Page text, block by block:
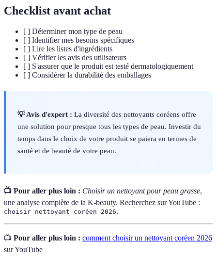
Checklist avant achat
[ ] Déterminer mon type de peau
[ ] Identifier mes besoins spécifiques
[ ] Lire les listes d'ingrédients
[ ] Vérifier les avis des utilisateurs
[ ] S'assurer que le produit est testé dermatologiquement
[ ] Considérer la durabilité des emballages
💡 Avis d'expert : La diversité des nettoyants coréens offre
une solution pour presque tous les types de peau. Investir du
temps dans le choix de votre produit se paiera en termes de
santé et de beauté de votre peau.
📺 Pour aller plus loin : Choisir un nettoyant pour peau grasse,
une analyse complète de la K-beauty. Recherchez sur YouTube :
choisir nettoyant coréen 2026.
📺 Pour aller plus loin : comment choisir un nettoyant coréen 2026
sur YouTube